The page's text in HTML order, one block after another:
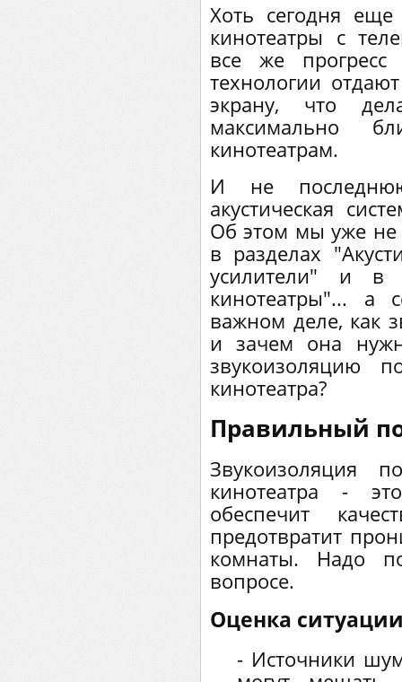
Хоть сегодня
кинотеатры с
все же
технологии
экрану, что
максимально
кинотеатрам.
И не
акустическая
Об этом мы уже не
в разделах
усилители" и в
кинотеатры"... а
важном деле, как
и зачем она
звукоизоляцию
кинотеатра?
Правильный
Звукоизоляция
кинотеатра -
обеспечит
предотвратит
комнаты. Надо
вопросе.
Оценка
- Источники